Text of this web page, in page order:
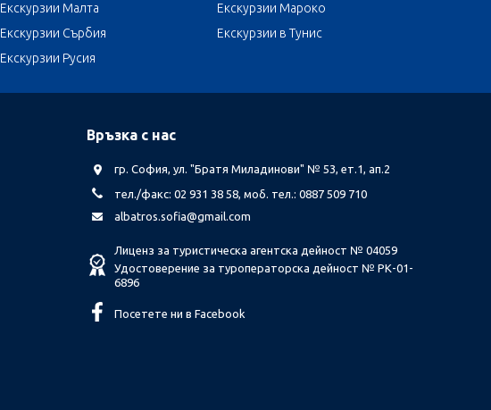
Екскурзии Малта
Екскурзии Мароко
Екскурзии Сърбия
Екскурзии в Тунис
Екскурзии Русия
Връзка с нас
гр. София, ул. "Братя Миладинови" № 53, ет.1, ап.2
тел./факс: 02 931 38 58, моб. тел.: 0887 509 710
albatros.sofia@gmail.com
Лиценз за туристическа агентска дейност № 04059
Удостоверение за туроператорска дейност № РК-01-
6896
Посетете ни в Facebook